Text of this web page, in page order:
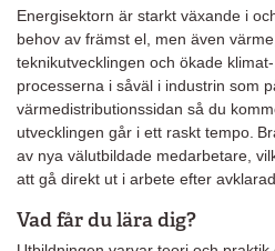
Energisektorn är starkt växande i
behov av främst el, men även
teknikutvecklingen och ökade
processerna i såväl i industrin som
värmedistributionssidan så du
utvecklingen går i ett raskt tempo.
av nya välutbildade medarbetare,
att gå direkt ut i arbete efter
Vad får du lära dig?